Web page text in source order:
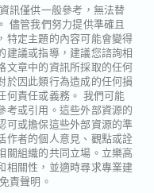
訊僅供一般參考，無法替
儘管我們努力提供準確且
特定主題的內容可能會變得
建議或指導，建議您諮詢相
文章中的資訊所採取的任何
於因此類行為造成的任何損
何責任或義務。 我們可能
考或引用。這些外部資源的
可或擔保這些外部資源的準
作者的個人意見、觀點或詮
關組織的共同立場。立樂高
相關性，並適時尋求專業建
責聲明。